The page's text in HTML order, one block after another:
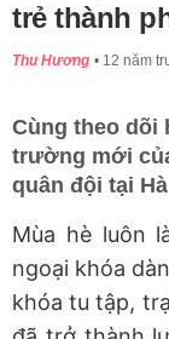
trẻ thành
Thu Hương 12 năm
Cùng theo dõi
trường mới
quân đội tại
Mùa hè luôn
ngoại khóa
khóa tu tập,